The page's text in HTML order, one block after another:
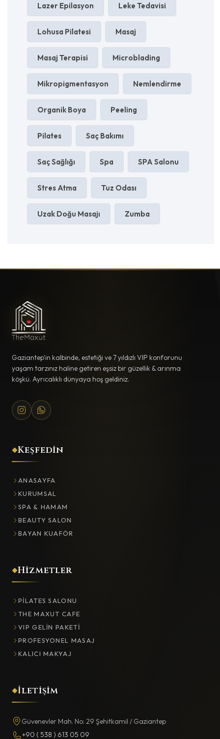
Lazer Epilasyon Leke Tedavisi
Lohusa Pilatesi Masaj
Masaj Terapisi Microblading
Mikropigmentasyon Nemlendirme
Organik Boya Peeling
Pilates Saç Bakımı
Saç Sağlığı Spa SPA Salonu
Stres Atma Tuz Odası
Uzak Doğu Masajı Zumba
Gaziantep'in kalbinde, estetiği ve 7 yıldızlı VIP konforunu
yaşam tarzınız haline getiren eşsiz bir güzellik & arınma
köşkü. Ayrıcalıklı dünyaya hoş geldiniz.
Keşfedin
ANASAYFA
KURUMSAL
SPA & HAMAM
BEAUTY SALON
BAYAN KUAFÖR
Hizmetler
PILATES SALONU
THE MAXUT CAFE
VIP GELIN PAKETI
PROFESYONEL MASAJ
KALICI MAKYAJ
İletişim
Güvenevler Mah. No: 29 Şehitkamil / Gaziantep
+90 ( 538 ) 613 05 09